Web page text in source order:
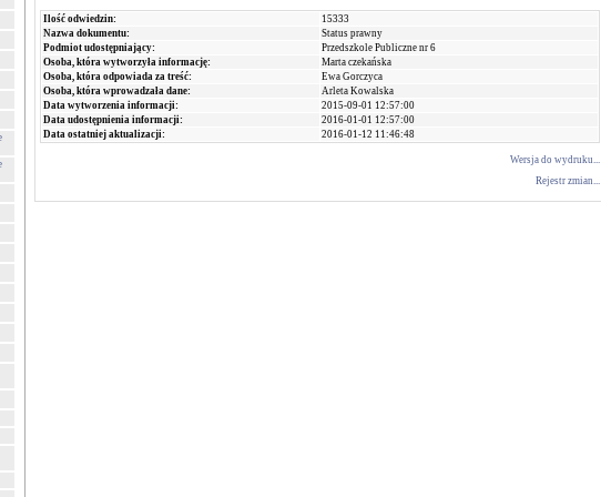
Ilość odwiedzin:
15333
Nazwa dokumentu:
Status prawny
Podmiot udostępniający:
Przedszkole Publiczne nr 6
Osoba, która wytworzyła informację:
Marta czekańska
Osoba, która odpowiada za treść:
Ewa Gorczyca
Osoba, która wprowadzała dane:
Arleta Kowalska
Data wytworzenia informacji:
2015-09-01 12:57:00
Data udostępnienia informacji:
2016-01-01 12:57:00
Data ostatniej aktualizacji:
2016-01-12 11:46:48
Wersja do wydruku...
Rejestr zmian...